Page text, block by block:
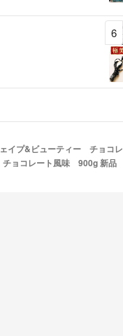
6
イプ&ビューティー チョコ
ョコレート風味 900g 新品